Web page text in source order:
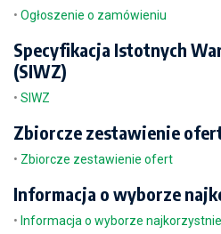
• Ogłoszenie o zamówieniu
Specyfikacja Istotnych
(SIWZ)
• SIWZ
Zbiorcze zestawienie
• Zbiorcze zestawienie ofert
Informacja o wyborze
• Informacja o wyborze